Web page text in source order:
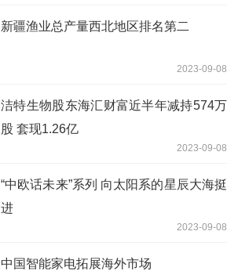
新疆渔业总产量西北地区排名第二
2023-09-08
洁特生物股东海汇财富近半年减持574万
股 套现1.26亿
2023-09-08
“中欧话未来”系列 向太阳系的星辰大海挺
进
2023-09-08
中国智能家电拓展海外市场